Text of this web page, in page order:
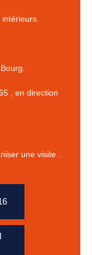
, en direction
une visite .